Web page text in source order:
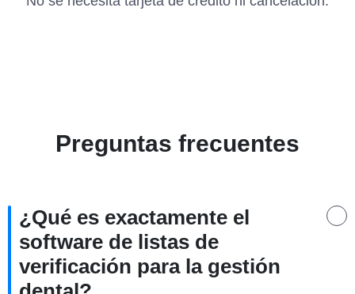
Preguntas frecuentes
¿Qué es exactamente el
software de listas de
verificación para la gestión